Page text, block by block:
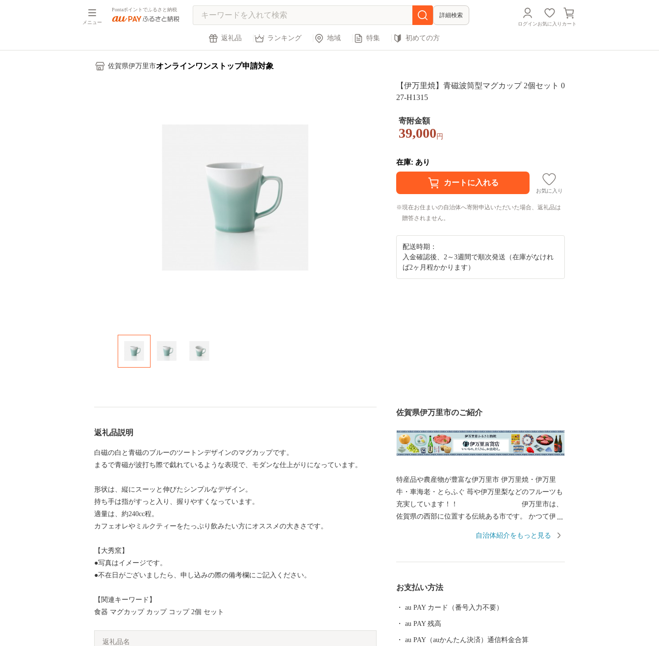
メニュー
Pontaポイントでふるさと納税
詳細検索
ログインお気に入り カート
返礼品 ランキング 地域 特集 初めての方
佐賀県伊万里市オンラインワンストップ申請対象
【伊万里焼】青磁波筒型マグカップ 2個セット 0
27-H1315
寄附金額
39,000 円
在庫: あり
お気に入り
現在お住まいの自治体へ寄附申込いただいた場合、返礼品は
贈答されません。
配送時期：
入金確認後、2～3週間で順次発送（在庫がなけれ
ば2ヶ月程かかります）
返礼品説明
白磁の白と青磁のブルーのツートンデザインのマグカップです。
まるで青磁が波打ち際で戯れているような表現で、モダンな仕上がりになっています。
形状は、縦にスーッと伸びたシンプルなデザイン。
持ち手は指がすっと入り、握りやすくなっています。
適量は、約240cc程。
カフェオレやミルクティーをたっぷり飲みたい方にオススメの大きさです。
【大秀窯】
●写真はイメージです。
●不在日がございましたら、申し込みの際の備考欄にご記入ください。
【関連キーワード】
食器 マグカップ カップ コップ 2個 セット
返礼品名
佐賀県伊万里市のご紹介
特産品や農産物が豊富な伊万里市 伊万里焼・伊万里
牛・車海老・とらふぐ 苺や伊万里梨などのフルーツも
充実しています！！ 伊万里市は、
佐賀県の西部に位置する伝統ある市です。 かつて伊万
や伊万里牛、伊万里梨は全国的に有名です。 都会のよ
納税をぜひお愉しみください。 ＜個人情報保護方針に
渡・提供することはございません。 寄附者様からいた
だいた個人情報は、お礼の品の発送やご連絡、いただ
自治体紹介をもっと見る
お支払い方法
au PAY カード（番号入力不要）
au PAY 残高
au PAY（auかんたん決済）通信料金合算